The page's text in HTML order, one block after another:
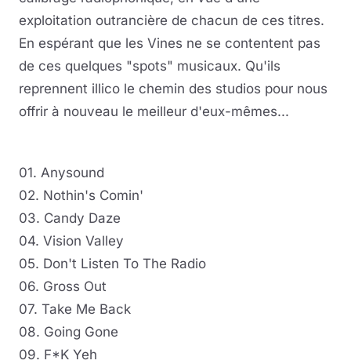
exploitation outrancière de chacun de ces titres.
En espérant que les Vines ne se contentent pas
de ces quelques "spots" musicaux. Qu'ils
reprennent illico le chemin des studios pour nous
offrir à nouveau le meilleur d'eux-mêmes...
01. Anysound
02. Nothin's Comin'
03. Candy Daze
04. Vision Valley
05. Don't Listen To The Radio
06. Gross Out
07. Take Me Back
08. Going Gone
09. F*K Yeh